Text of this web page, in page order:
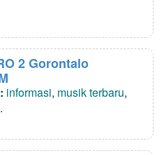
2 Gorontalo
informasi, musik terbaru,
.